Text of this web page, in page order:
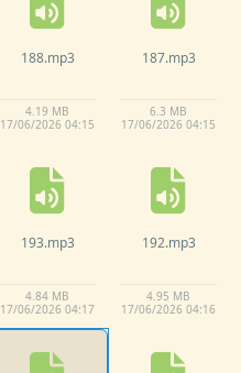
187.mp3
6.3 MB
17/06/2026 04:15
188.mp3
4.19 MB
17/06/2026 04:15
192.mp3
4.95 MB
17/06/2026 04:16
193.mp3
4.84 MB
17/06/2026 04:17